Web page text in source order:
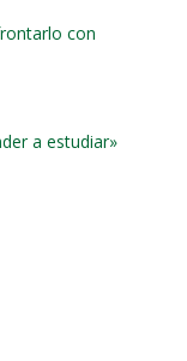
con
a estudiar»